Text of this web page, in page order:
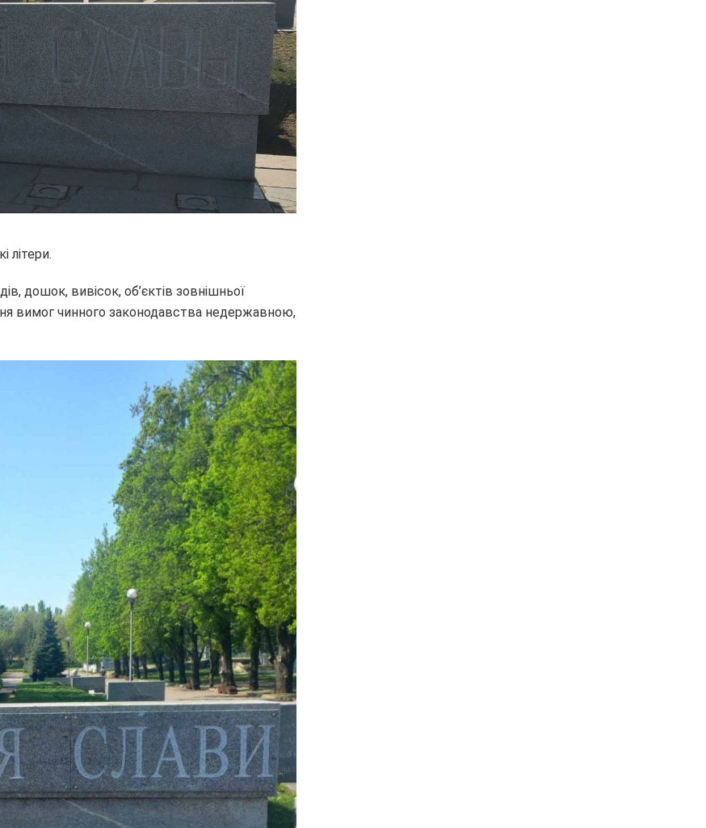
літери.
дошок, вивісок, об’єктів зовнішньої
вимог чинного законодавства недержавною,